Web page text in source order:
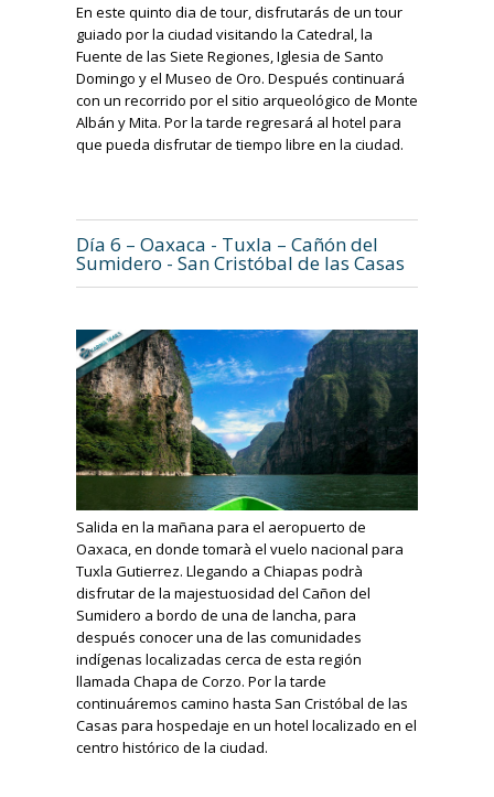
En este quinto dia de tour, disfrutarás de un tour
guiado por la ciudad visitando la Catedral, la
Fuente de las Siete Regiones, Iglesia de Santo
Domingo y el Museo de Oro. Después continuará
con un recorrido por el sitio arqueológico de Monte
Albán y Mita. Por la tarde regresará al hotel para
que pueda disfrutar de tiempo libre en la ciudad.
Día 6 – Oaxaca - Tuxla – Cañón del
Sumidero - San Cristóbal de las Casas
Salida en la mañana para el aeropuerto de
Oaxaca, en donde tomarà el vuelo nacional para
Tuxla Gutierrez. Llegando a Chiapas podrà
disfrutar de la majestuosidad del Cañon del
Sumidero a bordo de una de lancha, para
después conocer una de las comunidades
indígenas localizadas cerca de esta región
llamada Chapa de Corzo. Por la tarde
continuáremos camino hasta San Cristóbal de las
Casas para hospedaje en un hotel localizado en el
centro histórico de la ciudad.